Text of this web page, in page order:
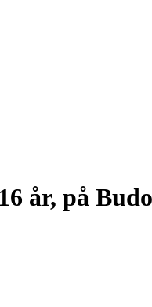
år, på